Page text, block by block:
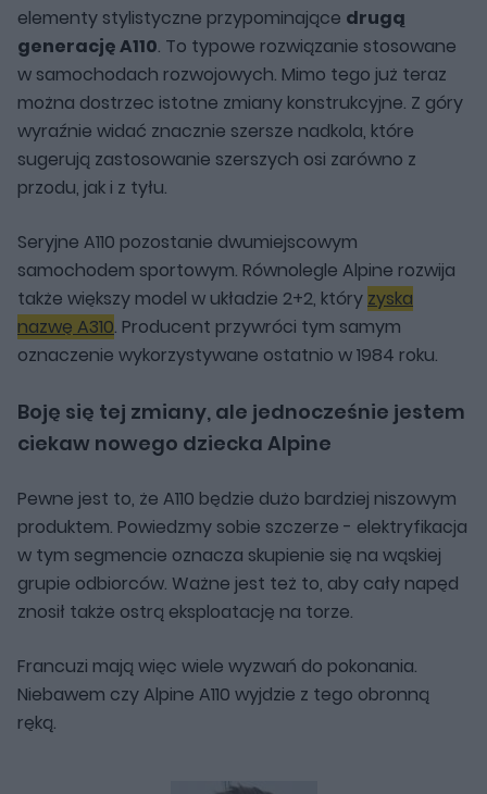
elementy stylistyczne przypominające drugą
generację A110. To typowe rozwiązanie stosowane
w samochodach rozwojowych. Mimo tego już teraz
można dostrzec istotne zmiany konstrukcyjne. Z góry
wyraźnie widać znacznie szersze nadkola, które
sugerują zastosowanie szerszych osi zarówno z
przodu, jak i z tyłu.
Seryjne A110 pozostanie dwumiejscowym
samochodem sportowym. Równolegle Alpine rozwija
także większy model w układzie 2+2, który zyska
nazwę A310. Producent przywróci tym samym
oznaczenie wykorzystywane ostatnio w 1984 roku.
Boję się tej zmiany, ale jednocześnie jestem
ciekaw nowego dziecka Alpine
Pewne jest to, że A110 będzie dużo bardziej niszowym
produktem. Powiedzmy sobie szczerze - elektryfikacja
w tym segmencie oznacza skupienie się na wąskiej
grupie odbiorców. Ważne jest też to, aby cały napęd
znosił także ostrą eksploatację na torze.
Francuzi mają więc wiele wyzwań do pokonania.
Niebawem czy Alpine A110 wyjdzie z tego obronną
ręką.